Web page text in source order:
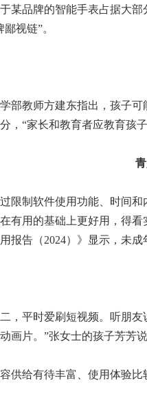
品牌的智能手表占据大部
视链”。
教师方建东指出，孩子可
，“家长和教育者应教育孩
制软件使用功能、时间和
有用的基础上更好用，得
报告（2024）》显示，未
平时爱刷短视频。听朋友
画片。”张女士的孩子芳芳
给有待丰富、使用体验比